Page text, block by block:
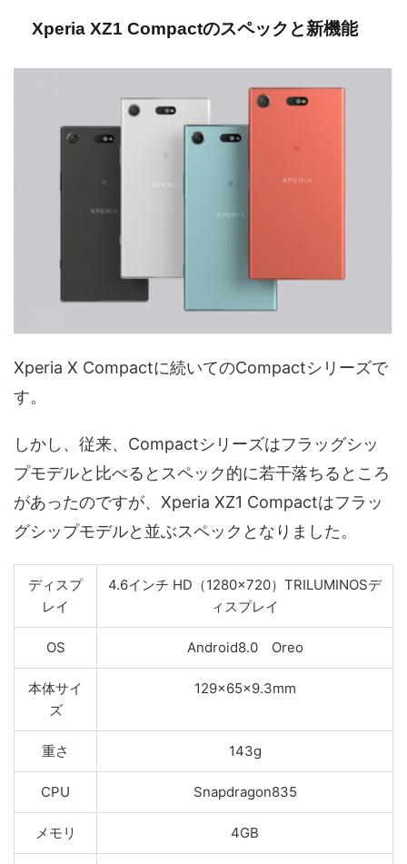
Xperia XZ1 Compactのスペックと新機能
Xperia X Compactに続いてのCompactシリーズで
す。
しかし、従来、Compactシリーズはフラッグシッ
プモデルと比べるとスペック的に若干落ちるところ
があったのですが、Xperia XZ1 Compactはフラッ
グシップモデルと並ぶスペックとなりました。
ディスプ
レイ
4.6インチ HD（1280×720）TRILUMINOSデ
ィスプレイ
OS Android8.0 Oreo
本体サイ
ズ
129×65×9.3mm
重さ 143g
CPU Snapdragon835
メモリ 4GB